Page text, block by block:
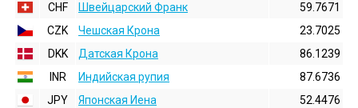
CHF
Швейцарский Франк
59.7671
CZK
Чешская Крона
23.7025
DKK
Датская Крона
86.1239
INR
Индийская pупия
87.6736
JPY
Японская Иена
52.4476